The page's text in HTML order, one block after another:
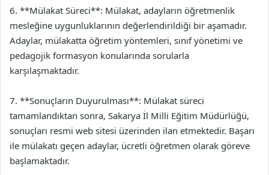
6. **Mülakat Süreci**: Mülakat, adayların öğretmenlik
mesleğine uygunluklarının değerlendirildiği bir aşamadır.
Adaylar, mülakatta öğretim yöntemleri, sınıf yönetimi ve
pedagojik formasyon konularında sorularla
karşılaşmaktadır.
7. **Sonuçların Duyurulması**: Mülakat süreci
tamamlandıktan sonra, Sakarya İl Milli Eğitim Müdürlüğü,
sonuçları resmi web sitesi üzerinden ilan etmektedir. Başarı
ile mülakatı geçen adaylar, ücretli öğretmen olarak göreve
başlamaktadır.